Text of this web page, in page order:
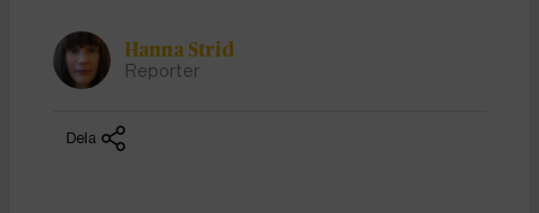
Hanna Strid
Reporter
Dela